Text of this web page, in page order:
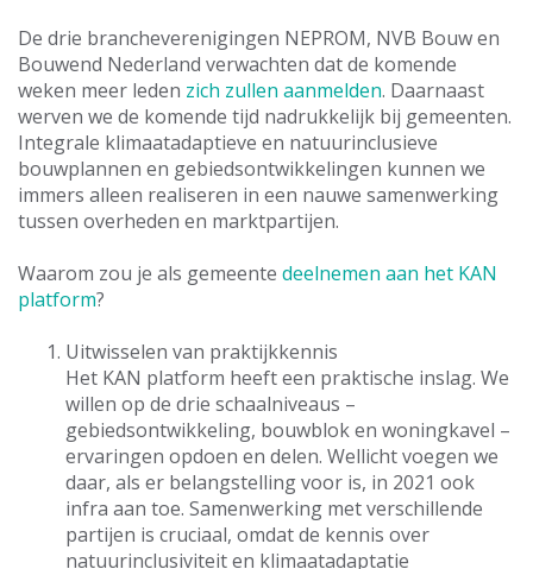
De drie brancheverenigingen NEPROM, NVB Bouw en
Bouwend Nederland verwachten dat de komende
weken meer leden zich zullen aanmelden. Daarnaast
werven we de komende tijd nadrukkelijk bij gemeenten.
Integrale klimaatadaptieve en natuurinclusieve
bouwplannen en gebiedsontwikkelingen kunnen we
immers alleen realiseren in een nauwe samenwerking
tussen overheden en marktpartijen.
Waarom zou je als gemeente deelnemen aan het KAN
platform?
Uitwisselen van praktijkkennis
Het KAN platform heeft een praktische inslag. We
willen op de drie schaalniveaus –
gebiedsontwikkeling, bouwblok en woningkavel –
ervaringen opdoen en delen. Wellicht voegen we
daar, als er belangstelling voor is, in 2021 ook
infra aan toe. Samenwerking met verschillende
partijen is cruciaal, omdat de kennis over
natuurinclusiviteit en klimaatadaptatie